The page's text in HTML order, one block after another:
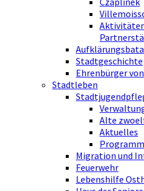
Stadtgeschichte
Ehrenbürger
Stadtleben
Alte
Aktuelles
Migration und
Feuerwehr
Lebenshilfe